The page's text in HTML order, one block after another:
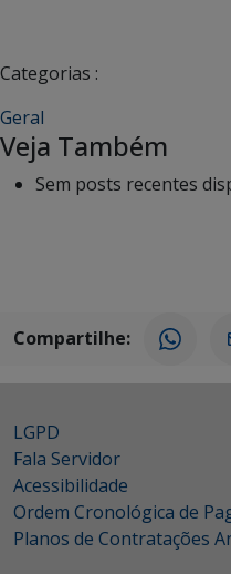
Categorias :
Geral
Veja Também
Sem posts recentes
Compartilhe:
LGPD
Fala Servidor
Acessibilidade
Ordem Cronológica de
Planos de Contratações